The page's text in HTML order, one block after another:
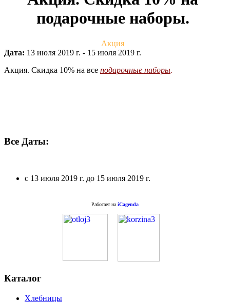
подарочные наборы.
Акция
Дата: 13 июля 2019 г. - 15 июля 2019 г.
Акция. Скидка 10% на все подарочные наборы.
Все Даты:
с 13 июля 2019 г. до 15 июля 2019 г.
Работает наiCagenda
Каталог
Хлебницы